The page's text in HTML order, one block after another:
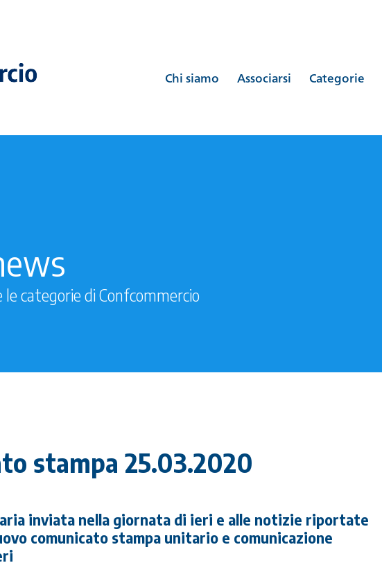
Chi siamo Associarsi Categorie
categorie di Confcommercio
stampa 25.03.2020
inviata nella giornata di ieri e alle notizie riportate
comunicato stampa unitario e comunicazione